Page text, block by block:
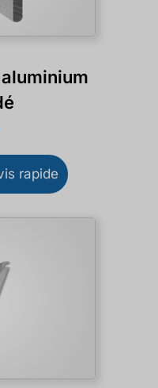
rapide